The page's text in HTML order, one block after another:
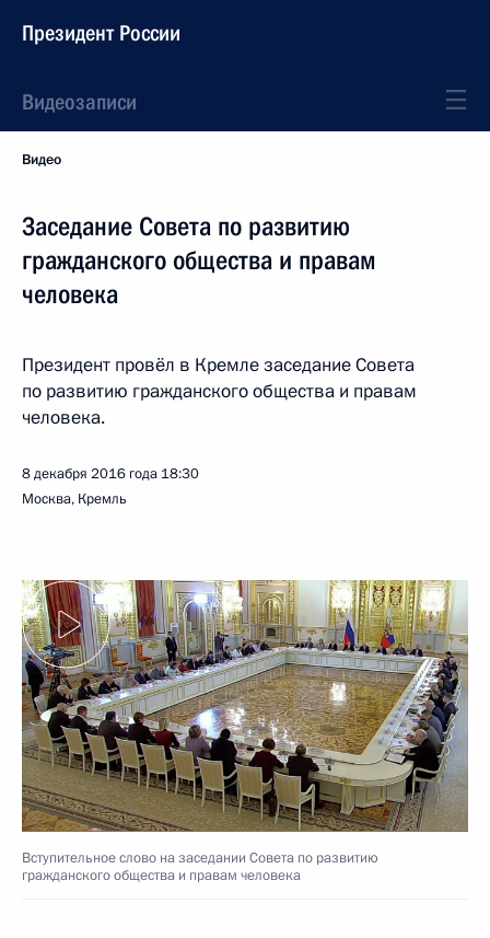
Президент России
Видеозаписи
Видео
Заседание Совета по развитию
гражданского общества и правам
человека
Президент провёл в Кремле заседание Совета
по развитию гражданского общества и правам
человека.
8 декабря 2016 года 18:30
Москва, Кремль
Вступительное слово на заседании Совета по развитию
гражданского общества и правам человека